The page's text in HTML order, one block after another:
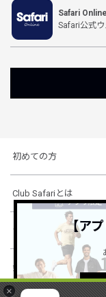
×
Safari Online
Safari公式
初めての方
Club Safariとは
ショッピングガイド
会社概要・規約
【ア